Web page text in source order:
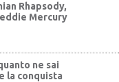
Rhapsody,
Mercury
ne sai
la conquista